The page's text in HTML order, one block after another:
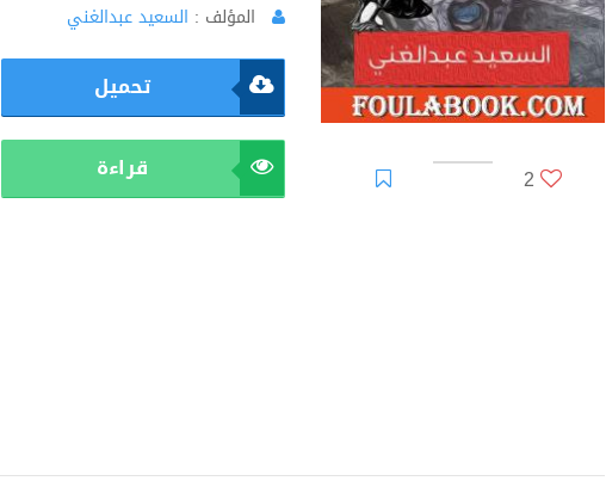
2
المؤلف : السعيد عبدالغني
تحميل
قراءة